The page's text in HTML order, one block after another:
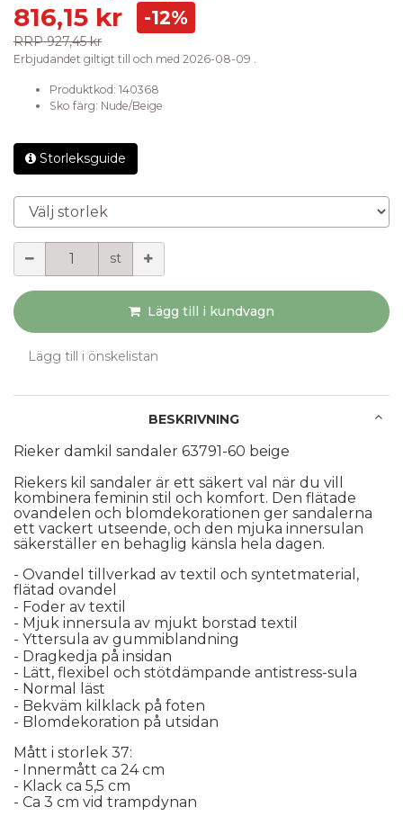
816,15 kr
RRP 927,45 kr
-12%
Erbjudandet giltigt till och med 2026-08-09 .
Produktkod: 140368
Sko färg: Nude/Beige
Storleksguide
Välj storlek
st
Lägg till i kundvagn
Lägg till i önskelistan
BESKRIVNING
Rieker damkil sandaler 63791-60 beige
Riekers kil sandaler är ett säkert val när du vill
kombinera feminin stil och komfort. Den flätade
ovandelen och blomdekorationen ger sandalerna
ett vackert utseende, och den mjuka innersulan
säkerställer en behaglig känsla hela dagen.
- Ovandel tillverkad av textil och syntetmaterial,
flätad ovandel
- Foder av textil
- Mjuk innersula av mjukt borstad textil
- Yttersula av gummiblandning
- Dragkedja på insidan
- Lätt, flexibel och stötdämpande antistress-sula
- Normal läst
- Bekväm kilklack på foten
- Blomdekoration på utsidan
Mått i storlek 37:
- Innermått ca 24 cm
- Klack ca 5,5 cm
- Ca 3 cm vid trampdynan